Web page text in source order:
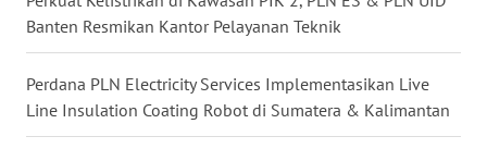
Banten Resmikan Kantor Pelayanan Teknik
Perdana PLN Electricity Services Implementasikan Live
Line Insulation Coating Robot di Sumatera & Kalimantan
BALI